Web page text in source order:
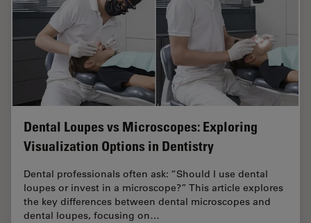
Dental Loupes vs Microscopes: Exploring
Visualization Options in Dentistry
Dental professionals often ask: “Should I use dental
loupes or invest in a microscope?” This article explores
the key differences between dental microscopes and
dental loupes, focusing on…